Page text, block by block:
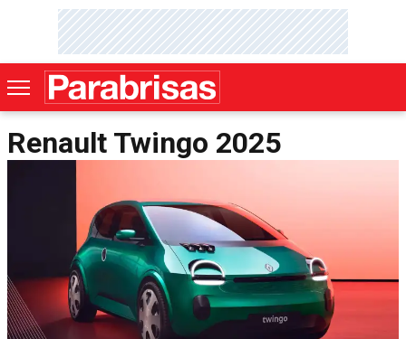
Renault Twingo 2025